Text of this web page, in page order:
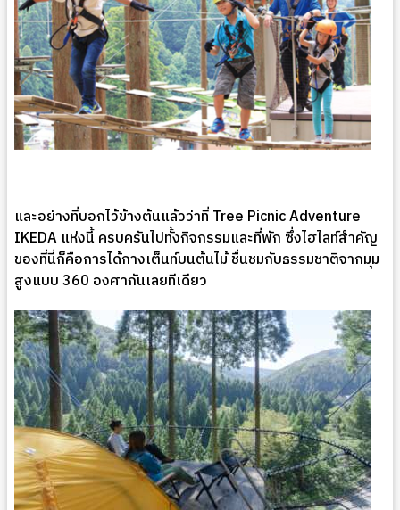
และอย่างที่บอกไว้ข้างต้นแล้วว่าที่ Tree Picnic Adventure
IKEDA แห่งนี้ ครบครันไปทั้งกิจกรรมและที่พัก ซึ่งไฮไลท์สำคัญ
ของที่นี่ก็คือการได้กางเต็นท์บนต้นไม้ ชื่นชมกับธรรมชาติจากมุม
สูงแบบ 360 องศากันเลยทีเดียว